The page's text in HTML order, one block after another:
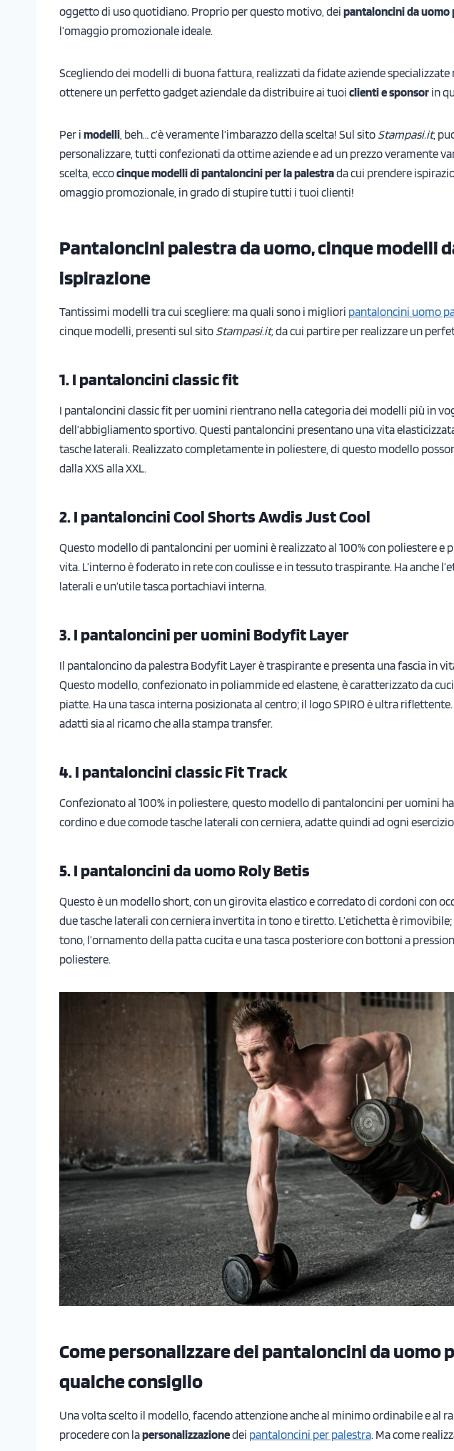
oggetto di uso quotidiano. Proprio per questo motivo, dei pantaloncini da uomo
l’omaggio promozionale ideale.
Scegliendo dei modelli di buona fattura, realizzati da fidate aziende
ottenere un perfetto gadget aziendale da distribuire ai tuoi clienti e sponsor in
Per i modelli , beh… c’è veramente l’imbarazzo della scelta! Sul sito Stampasi.it,
personalizzare, tutti confezionati da ottime aziende e ad un prezzo veramente
scelta, eccocinque modelli di pantaloncini per la palestrada cui prendere
omaggio promozionale, in grado di stupire tutti i tuoi clienti!
Pantaloncini palestra da uomo, cinque modelli
ispirazione
Tantissimi modelli tra cui scegliere: ma quali sono i migliori pantaloncini uomo
cinque modelli, presenti sul sito Stampasi.it,da cui partire per realizzare un
1. I pantaloncini classic fit
I pantaloncini classic fit per uomini rientrano nella categoria dei modelli più in
dell’abbigliamento sportivo. Questi pantaloncini presentano una vita
tasche laterali. Realizzato completamente in poliestere, di questo modello
dalla XXS alla XXL.
2. I pantaloncini Cool Shorts Awdis Just Cool
Questo modello di pantaloncini per uomini è realizzato al 100% con poliestere e
vita. L’interno è foderato in rete con coulisse e in tessuto traspirante. Ha anche
laterali e un’utile tasca portachiavi interna.
3. I pantaloncini per uomini Bodyfit Layer
Il pantaloncino da palestra Bodyfit Layer è traspirante e presenta una fascia in
Questo modello, confezionato in poliammide ed elastene, è caratterizzato da
piatte. Ha una tasca interna posizionata al centro; il logo SPIRO è ultra
adatti sia al ricamo che alla stampa transfer.
4. I pantaloncini classic Fit Track
Confezionato al 100% in poliestere, questo modello di pantaloncini per uomini
cordino e due comode tasche laterali con cerniera, adatte quindi ad ogni
5. I pantaloncini da uomo Roly Betis
Questo è un modello short, con un girovita elastico e corredato di cordoni con
due tasche laterali con cerniera invertita in tono e tiretto. L’etichetta è
tono, l’ornamento della patta cucita e una tasca posteriore con bottoni a
poliestere.
Come personalizzare dei pantaloncini da uomo
qualche consiglio
Una volta scelto il modello, facendo attenzione anche al minimo ordinabile e al
procedere con lapersonalizzazionedei pantaloncini per palestra. Ma come